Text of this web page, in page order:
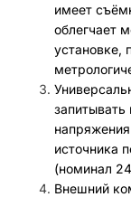
имеет
облегчает
установке,
запитывать
источника
(номинал
Внешний